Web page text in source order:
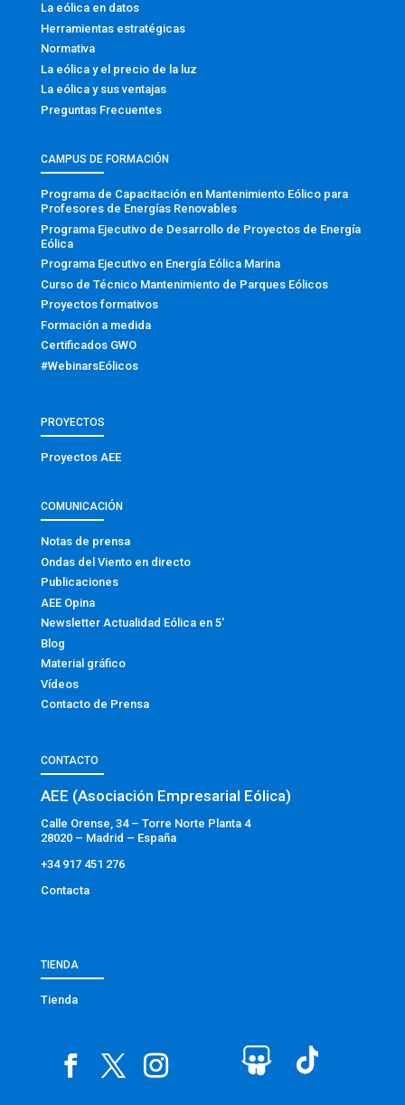
La eólica en datos
Herramientas estratégicas
Normativa
La eólica y el precio de la luz
La eólica y sus ventajas
Preguntas Frecuentes
CAMPUS DE FORMACIÓN
Programa de Capacitación en Mantenimiento Eólico para
Profesores de Energías Renovables
Programa Ejecutivo de Desarrollo de Proyectos de Energía
Eólica
Programa Ejecutivo en Energía Eólica Marina
Curso de Técnico Mantenimiento de Parques Eólicos
Proyectos formativos
Formación a medida
Certificados GWO
#WebinarsEólicos
PROYECTOS
Proyectos AEE
COMUNICACIÓN
Notas de prensa
Ondas del Viento en directo
Publicaciones
AEE Opina
Newsletter Actualidad Eólica en 5′
Blog
Material gráfico
Vídeos
Contacto de Prensa
CONTACTO
AEE (Asociación Empresarial Eólica)
Calle Orense, 34 – Torre Norte Planta 4
28020 – Madrid – España
+34 917 451 276
Contacta
TIENDA
Tienda